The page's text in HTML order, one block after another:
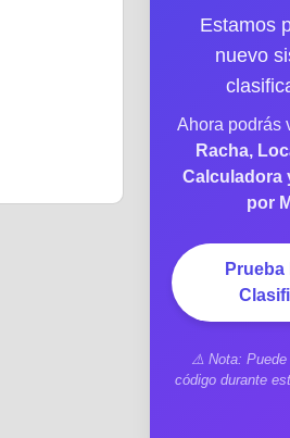
Estamos
nuevo
Ahora podrás
Racha,
Calculadora
por
Prueba
⚠️ Nota: Puede
código durante